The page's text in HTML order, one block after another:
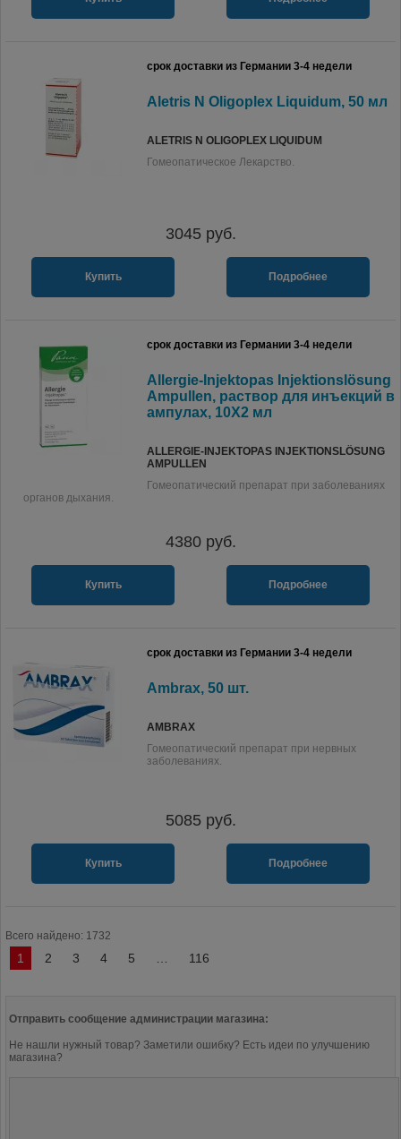
срок доставки из Германии 3-4 недели
Aletris N Oligoplex Liquidum, 50 мл
ALETRIS N OLIGOPLEX LIQUIDUM
Гомеопатическое Лекарство.
3045 руб.
Купить Подробнее
срок доставки из Германии 3-4 недели
Allergie-Injektopas Injektionslösung
Ampullen, раствор для инъекций в
ампулах, 10X2 мл
ALLERGIE-INJEKTOPAS INJEKTIONSLÖSUNG
AMPULLEN
Гомеопатический препарат при заболеваниях
органов дыхания.
4380руб.
Купить Подробнее
срок доставки из Германии 3-4 недели
Ambrax, 50 шт.
AMBRAX
Гомеопатический препарат при нервных
заболеваниях.
5085 руб.
Купить Подробнее
Всего найдено: 1732
1 2 3 4 5 116
Отправить сообщение администрации магазина:
Не нашли нужный товар? Заметили ошибку? Есть идеи по улучшению
магазина?